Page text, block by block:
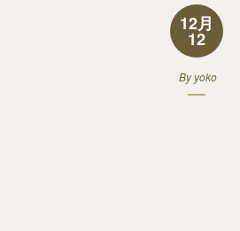
12月
12
Byyoko